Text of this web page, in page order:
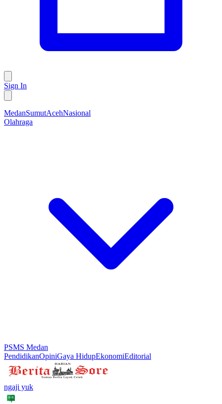
Sign In
MedanSumutAcehNasional
Olahraga
PSMS Medan
PendidikanOpiniGaya HidupEkonomiEditorial
ngaji yuk